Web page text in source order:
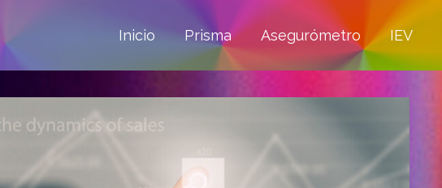
Inicio Prisma Asegurómetro IEV